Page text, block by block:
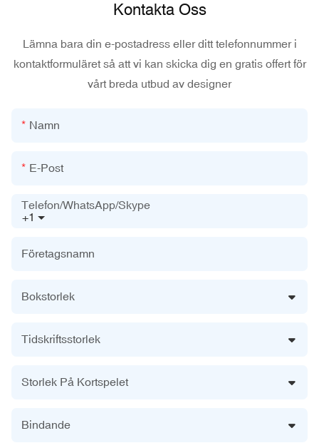
Kontakta Oss
Lämna bara din e-postadress eller ditt telefonnummer i
kontaktformuläret så att vi kan skicka dig en gratis offert för
vårt breda utbud av designer
Namn
E-Post
+1
Telefon/WhatsApp/Skype
Företagsnamn
Bokstorlek
Tidskriftsstorlek
Storlek På Kortspelet
Bindande